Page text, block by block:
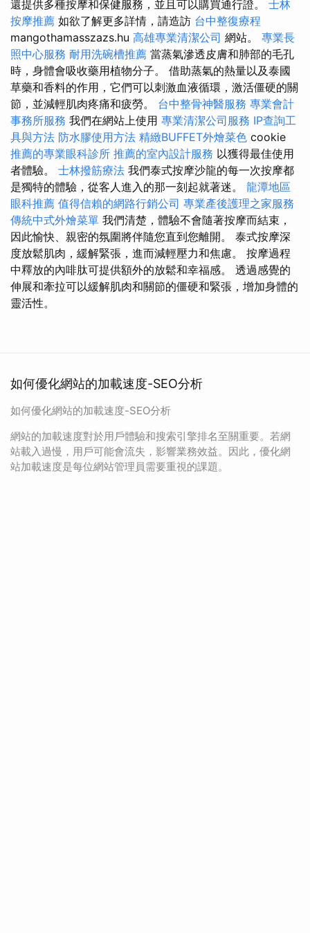
還提供多種按摩和保健服務，並且可以購買通行證。 士林
按摩推薦 如欲了解更多詳情，請造訪 台中整復療程
mangothamasszazs.hu 高雄專業清潔公司 網站。 專業長
照中心服務 耐用洗碗槽推薦 當蒸氣滲透皮膚和肺部的毛孔
時，身體會吸收藥用植物分子。 借助蒸氣的熱量以及泰國
草藥和香料的作用，它們可以刺激血液循環，激活僵硬的關
節，並減輕肌肉疼痛和疲勞。 台中整骨神醫服務 專業會計
事務所服務 我們在網站上使用 專業清潔公司服務 IP查詢工
具與方法 防水膠使用方法 精緻BUFFET外燴菜色 cookie
推薦的專業眼科診所 推薦的室內設計服務 以獲得最佳使用
者體驗。 士林撥筋療法 我們泰式按摩沙龍的每一次按摩都
是獨特的體驗，從客人進入的那一刻起就著迷。 龍潭地區
眼科推薦 值得信賴的網路行銷公司 專業產後護理之家服務
傳統中式外燴菜單 我們清楚，體驗不會隨著按摩而結束，
因此愉快、親密的氛圍將伴隨您直到您離開。 泰式按摩深
度放鬆肌肉，緩解緊張，進而減輕壓力和焦慮。 按摩過程
中釋放的內啡肽可提供額外的放鬆和幸福感。 透過感覺的
伸展和牽拉可以緩解肌肉和關節的僵硬和緊張，增加身體的
靈活性。
如何優化網站的加載速度-SEO分析
如何優化網站的加載速度-SEO分析
網站的加載速度對於用戶體驗和搜索引擎排名至關重要。若網
站載入過慢，用戶可能會流失，影響業務效益。因此，優化網
站加載速度是每位網站管理員需要重視的課題。